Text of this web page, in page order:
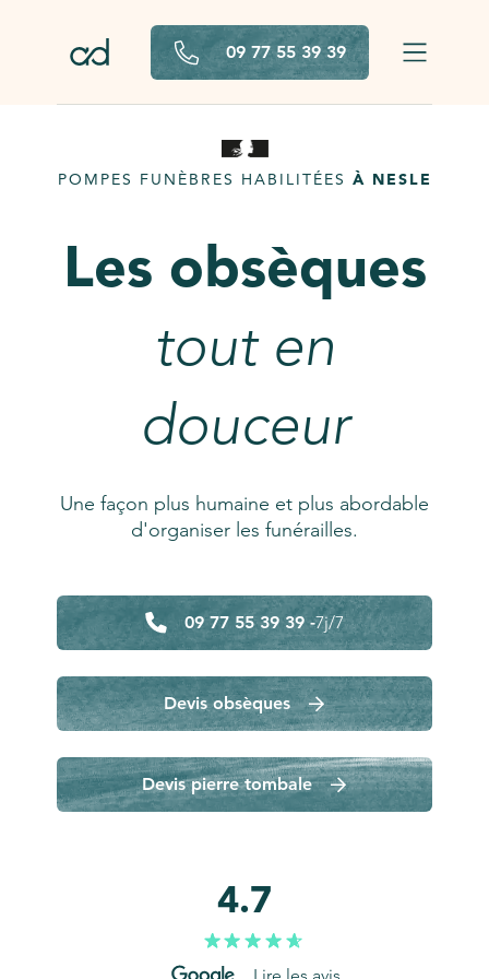
09 77 55 39 39
POMPES FUNÈBRES HABILITÉES À NESLE
Les obsèques
tout en
douceur
Une façon plus humaine et plus abordable
d'organiser les funérailles.
09 77 55 39 39 -7j/7
Devis obsèques
Devis pierre tombale
4.7